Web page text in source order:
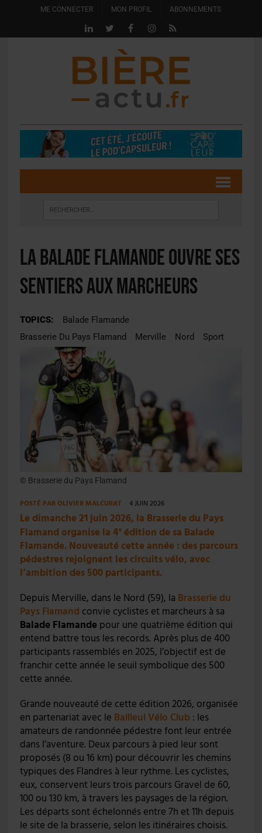
ME CONNECTER MON PROFIL ABONNEMENTS
La Balade Flamande ouvre ses
sentiers aux marcheurs
TOPICS:
Balade Flamande
Brasserie Du Pays Flamand
Merville Nord Sport
© Brasserie du Pays Flamand
POSTÉ PAROLIVIER MALCURAT 4 JUIN 2026
Le dimanche 21 juin 2026, la Brasserie du Pays
Flamand organise la 4eédition de sa Balade
Flamande. Nouveauté cette année : des parcours
pédestres rejoignent les circuits vélo, avec
l’ambition des 500 participants.
Depuis Merville, dans le Nord (59), la Brasserie du
Pays Flamand convie cyclistes et marcheurs à sa
Balade Flamande pour une quatrième édition qui
entend battre tous les records. Après plus de 400
participants rassemblés en 2025, l’objectif est de
franchir cette année le seuil symbolique des 500
cette année.
Grande nouveauté de cette édition 2026, organisée
en partenariat avec le Bailleul Vélo Club: les
amateurs de randonnée pédestre font leur entrée
dans l’aventure. Deux parcours à pied leur sont
proposés (8 ou 16 km) pour découvrir les chemins
typiques des Flandres à leur rythme. Les cyclistes,
eux, conservent leurs trois parcours Gravel de 60,
100 ou 130 km, à travers les paysages de la région.
Les départs sont échelonnés entre 7h et 11h depuis
le site de la brasserie, selon les itinéraires choisis.